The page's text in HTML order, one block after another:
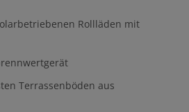
Rollläden mit
Terrassenböden aus